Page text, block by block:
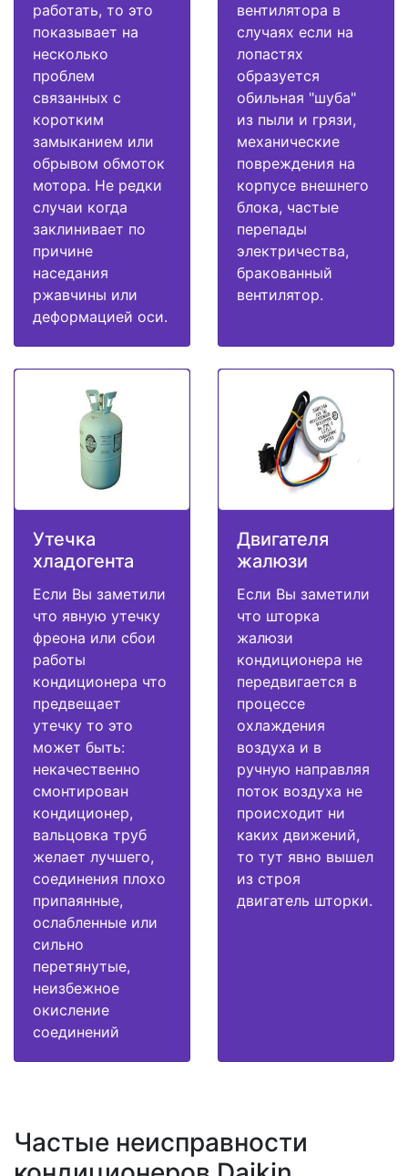
работать, то это
показывает на
несколько
проблем
связанных с
коротким
замыканием или
обрывом обмоток
мотора. Не редки
случаи когда
заклинивает по
причине
наседания
ржавчины или
деформацией оси.
вентилятора в
случаях если на
лопастях
образуется
обильная "шуба"
из пыли и грязи,
механические
повреждения на
корпусе внешнего
блока, частые
перепады
электричества,
бракованный
вентилятор.
Утечка
хладогента
Если Вы заметили
что явную утечку
фреона или сбои
работы
кондиционера что
предвещает
утечку то это
может быть:
некачественно
смонтирован
кондиционер,
вальцовка труб
желает лучшего,
соединения плохо
припаянные,
ослабленные или
сильно
перетянутые,
неизбежное
окисление
соединений
Двигателя
жалюзи
Если Вы заметили
что шторка
жалюзи
кондиционера не
передвигается в
процессе
охлаждения
воздуха и в
ручную направляя
поток воздуха не
происходит ни
каких движений,
то тут явно вышел
из строя
двигатель шторки.
Частые неисправности